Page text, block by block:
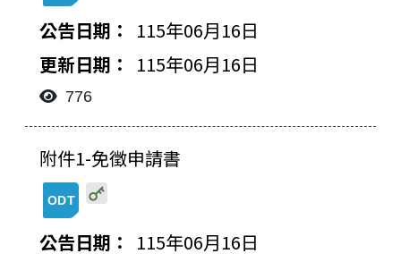
115年06月16日
115年06月16日
776
附件1-免徵申請書
20260616165757883082225.odt
115年06月16日